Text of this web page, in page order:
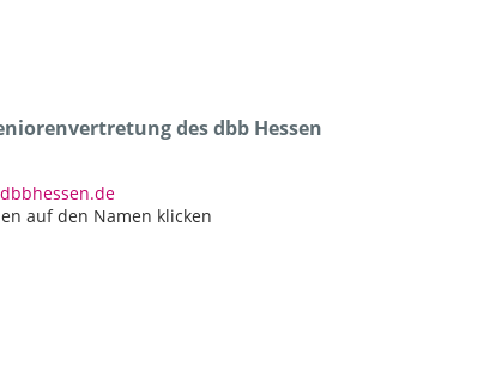
des dbb Hessen
auf den Namen klicken